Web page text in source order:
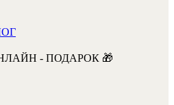
- ПОДАРОК 🎁